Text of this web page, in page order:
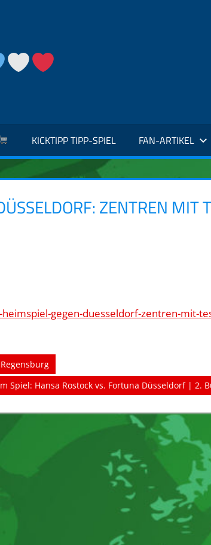
KICKTIPP TIPP-SPIEL FAN-ARTIKEL
ZENTREN MIT
gegen-duesseldorf-zentren-mit-
Spiel: Hansa Rostock vs. Fortuna Düsseldorf | 2.